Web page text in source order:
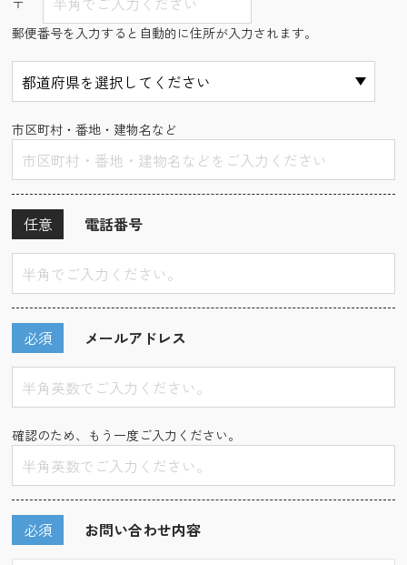
郵便番号を入力すると自動的に住所が入力されます。
市区町村・番地・建物名など
電話番号
任意
メールアドレス
必須
確認のため、もう一度ご入力ください。
お問い合わせ内容
必須